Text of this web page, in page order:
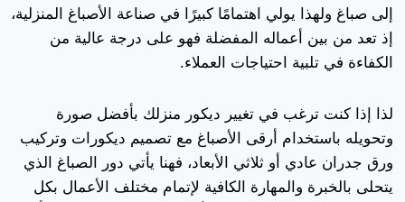
إلى صباغ ولهذا يولي اهتمامًا كبيرًا في صناعة الأصباغ المنزلية،
إذ تعد من بين أعماله المفضلة فهو على درجة عالية من
الكفاءة في تلبية احتياجات العملاء.
لذا إذا كنت ترغب في تغيير ديكور منزلك بأفضل صورة
وتحويله باستخدام أرقى الأصباغ مع تصميم ديكورات وتركيب
ورق جدران عادي أو ثلاثي الأبعاد، فهنا يأتي دور الصباغ الذي
يتحلى بالخبرة والمهارة الكافية لإتمام مختلف الأعمال بكل